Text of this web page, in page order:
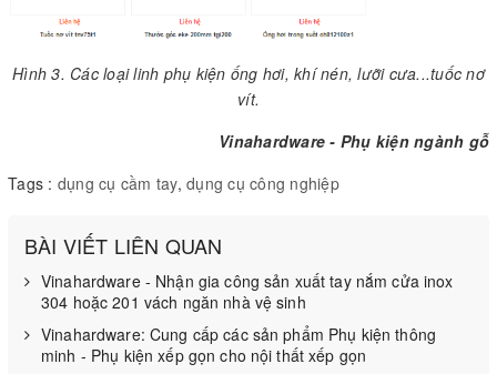
Hình 3. Các loại linh phụ kiện ống hơi, khí nén, lưỡi cưa...tuốc nơ
vít.
Vinahardware - Phụ kiện ngành gỗ
Tags : dụng cụ cầm tay, dụng cụ công nghiệp
BÀI VIẾT LIÊN QUAN
Vinahardware - Nhận gia công sản xuất tay nắm cửa inox
304 hoặc 201 vách ngăn nhà vệ sinh
Vinahardware: Cung cấp các sản phẩm Phụ kiện thông
minh - Phụ kiện xếp gọn cho nội thất xếp gọn